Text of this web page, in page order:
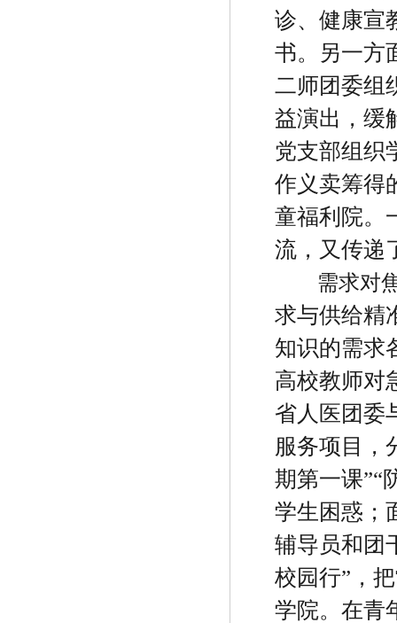
诊、健康宣
书。另一方
二师团委组
益演出，缓
党支部组织
作义卖筹得
童福利院。
流，又传递
需求对
求与供给精
知识的需求
高校教师对
省人医团委
服务项目，
期第一课”“
学生困惑；
辅导员和团
校园行” ，
学院。在青